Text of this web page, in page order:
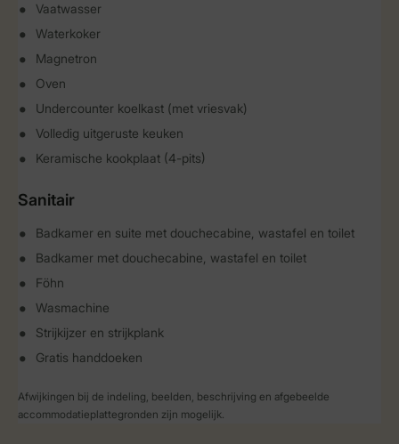
Vaatwasser
Waterkoker
Magnetron
Oven
Undercounter koelkast (met vriesvak)
Volledig uitgeruste keuken
Keramische kookplaat (4-pits)
Sanitair
Badkamer en suite met douchecabine, wastafel en toilet
Badkamer met douchecabine, wastafel en toilet
Föhn
Wasmachine
Strijkijzer en strijkplank
Gratis handdoeken
Afwijkingen bij de indeling, beelden, beschrijving en afgebeelde
accommodatieplattegronden zijn mogelijk.